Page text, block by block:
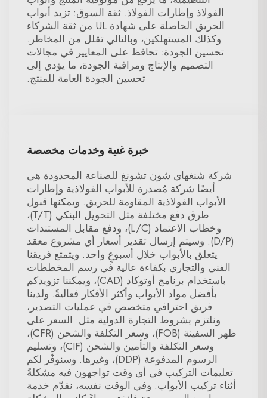
الفولاذ وإطارات الفولاذ. ثقة السوق: تزيد أبواب
الحريق الحاصلة على شهادة UL من ثقة الشركاء
وكذلك المستهلكين، وبالتالي تقلل من المخاطر.
تحسين الجودة: تحافظ على المعايير في مجالات
التصميم والإنتاج ومراقبة الجودة، ما يؤدي إلى
تحسين الجودة العامة للمنتج.
خبرة غنية وخدمات مخصصة
شركة شنغهاي شون تشونغ للصناعة المحدودة هي
أيضًا شركة مُصدرة للأبواب الفولاذية وإطارات
الأبواب الفولاذية المقاومة للحريق. ويمكنها قبول
طرق دفع مختلفة مثل التحويل البنكي (T/T)،
وخطاب الاعتماد (L/C)، ودفع مقابل المستندات
(D/P). وسيتم إرسال تقدير أسعار أي مشروع معقد
يتعلق بالأبواب خلال أسبوعٍ واحد. ويتمتع فريقنا
الفني والتجاري بكفاءة عالية في رسم المخططات
باستخدام برنامج أوتوكاد (CAD)، ويمكننا تزويدكم
بأفضل مواد الأبواب وأكثر الأفكار فعاليةً. ولدينا
فريق احترافي متخصص في عمليات التصدير،
ونلتزم بشروط التجارة الدولية مثل: السعر على
ظهر السفينة (FOB)، وسعر التكلفة والشحن (CFR)،
وسعر التكلفة والتأمين والشحن (CIF)، وتسليم
الرسوم المدفوعة (DDP)، وغيرها. وسنوفّر لكم
تعليمات التركيب في أي وقت تواجهون فيه مشكلةً
أثناء تركيب الأبواب. وفي الوقت نفسه، نقدّم خدمة